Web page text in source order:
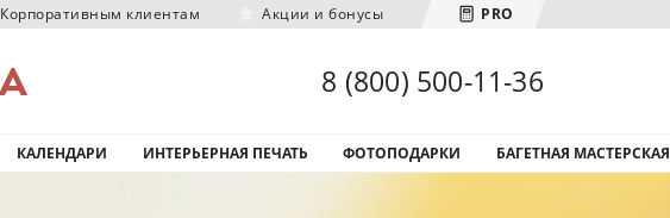
Корпоративным клиентам Акции и бонусы PRO
Загрузка городов...
8 (800) 500-11-36
КАЛЕНДАРИ ИНТЕРЬЕРНАЯ ПЕЧАТЬ ФОТОПОДАРКИ БАГЕТНАЯ МАСТЕРСКАЯ